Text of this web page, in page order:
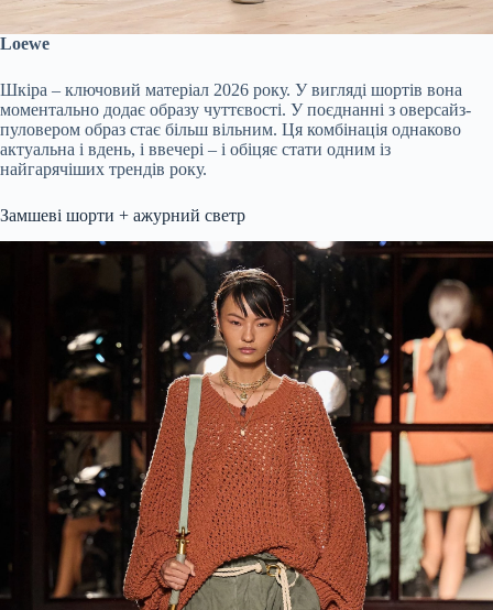
Loewe
Шкіра – ключовий матеріал 2026 року. У вигляді шортів вона
моментально додає образу чуттєвості. У поєднанні з оверсайз-
пуловером образ стає більш вільним. Ця комбінація однаково
актуальна і вдень, і ввечері – і обіцяє стати одним із
найгарячіших трендів року.
Замшеві шорти + ажурний светр